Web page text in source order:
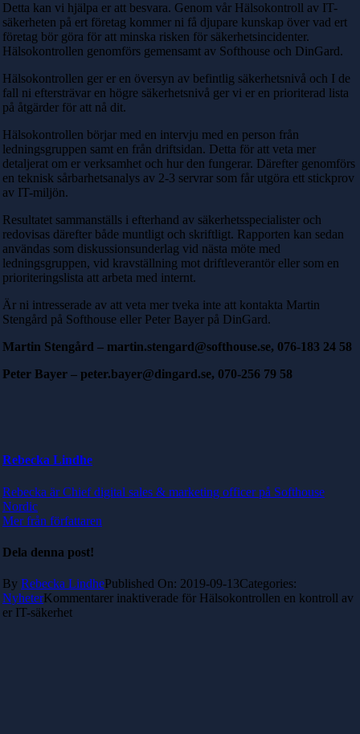
Detta kan vi hjälpa er att besvara. Genom vår Hälsokontroll av IT-
säkerheten på ert företag kommer ni få djupare kunskap över vad ert
företag bör göra för att minska risken för säkerhetsincidenter.
Hälsokontrollen genomförs gemensamt av Softhouse och DinGard.
Hälsokontrollen ger er en översyn av befintlig säkerhetsnivå och I de
fall ni eftersträvar en högre säkerhetsnivå ger vi er en prioriterad lista
på åtgärder för att nå dit.
Hälsokontrollen börjar med en intervju med en person från
ledningsgruppen samt en från driftsidan. Detta för att veta mer
detaljerat om er verksamhet och hur den fungerar. Därefter genomförs
en teknisk sårbarhetsanalys av 2-3 servrar som får utgöra ett stickprov
av IT-miljön.
Resultatet sammanställs i efterhand av säkerhetsspecialister och
redovisas därefter både muntligt och skriftligt. Rapporten kan sedan
användas som diskussionsunderlag vid nästa möte med
ledningsgruppen, vid kravställning mot driftleverantör eller som en
prioriteringslista att arbeta med internt.
Är ni intresserade av att veta mer tveka inte att kontakta Martin
Stengård på Softhouse eller Peter Bayer på DinGard.
Martin Stengård – martin.stengard@softhouse.se, 076-183 24 58
Peter Bayer – peter.bayer@dingard.se, 070-256 79 58
Rebecka Lindhe
Rebecka är Chief digital sales & marketing officer på Softhouse
Nordic
Mer från författaren
Dela denna post!
By Rebecka LindhePublished On: 2019-09-13Categories:
NyheterKommentarer inaktiverade för Hälsokontrollen en kontroll av
er IT-säkerhet